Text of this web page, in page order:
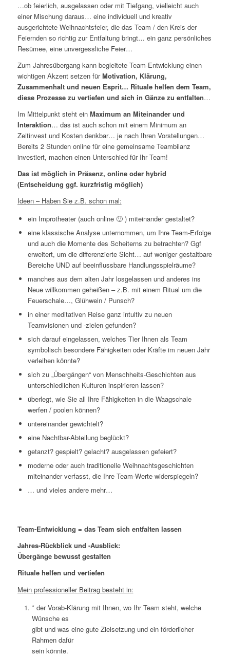
…ob feierlich, ausgelassen oder mit Tiefgang, vielleicht auch
einer Mischung daraus… eine individuell und kreativ
ausgerichtete Weihnachtsfeier, die das Team / den Kreis der
Feiernden so richtig zur Entfaltung bringt… ein ganz persönliches
Resümee, eine unvergessliche Feier…
Zum Jahresübergang kann begleitete Team-Entwicklung einen
wichtigen Akzent setzen fürMotivation, Klärung,
Zusammenhalt und neuen Esprit… Rituale helfen dem Team,
diese Prozesse zu vertiefen und sich in Gänze zu entfalten…
Im Mittelpunkt steht ein Maximum an Miteinander und
Interaktion… das ist auch schon mit einem Minimum an
Zeitinvest und Kosten denkbar… je nach Ihren Vorstellungen…
Bereits 2 Stunden online für eine gemeinsame Teambilanz
investiert, machen einen Unterschied für Ihr Team!
Das ist möglich in Präsenz, online oder hybrid
(Entscheidung ggf. kurzfristig möglich)
Ideen – Haben Sie z.B. schon mal:
ein Improtheater (auch online 🙂 ) miteinander gestaltet?
eine klassische Analyse unternommen, um Ihre Team-Erfolge
und auch die Momente des Scheiterns zu betrachten? Ggf
erweitert, um die differenzierte Sicht… auf weniger gestaltbare
Bereiche UND auf beeinflussbare Handlungsspielräume?
manches aus dem alten Jahr losgelassen und anderes ins
Neue willkommen geheißen – z.B. mit einem Ritual um die
Feuerschale…, Glühwein / Punsch?
in einer meditativen Reise ganz intuitiv zu neuen
Teamvisionen und -zielen gefunden?
sich darauf eingelassen, welches Tier Ihnen als Team
symbolisch besondere Fähigkeiten oder Kräfte im neuen Jahr
verleihen könnte?
sich zu „Übergängen“ von Menschheits-Geschichten aus
unterschiedlichen Kulturen inspirieren lassen?
überlegt, wie Sie all Ihre Fähigkeiten in die Waagschale
werfen / poolen können?
untereinander gewichtelt?
eine Nachtbar-Abteilung beglückt?
getanzt? gespielt? gelacht? ausgelassen gefeiert?
moderne oder auch traditionelle Weihnachtsgeschichten
miteinander verfasst, die Ihre Team-Werte widerspiegeln?
… und vieles andere mehr…
Team-Entwicklung = das Team sich entfalten lassen
Jahres-Rückblick und -Ausblick:
Übergänge bewusst gestalten
Rituale helfen und vertiefen
Mein professioneller Beitrag besteht in:
* der Vorab-Klärung mit Ihnen, wo Ihr Team steht, welche
Wünsche es
gibt und was eine gute Zielsetzung und ein förderlicher
Rahmen dafür
sein könnte.